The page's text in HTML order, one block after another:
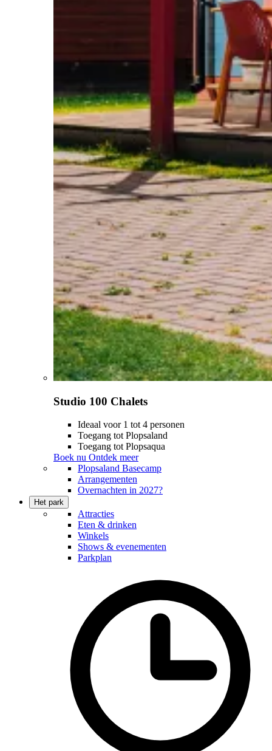
Studio 100 Chalets
Ideaal voor 1 tot 4 personen
Toegang tot Plopsaland
Toegang tot Plopsaqua
Boek nu Ontdek meer
Plopsaland Basecamp
Arrangementen
Overnachten in 2027?
Het park
Attracties
Eten & drinken
Winkels
Shows & evenementen
Parkplan